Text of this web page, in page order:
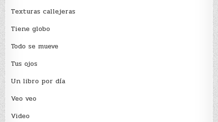
Texturas callejeras
Tiene globo
Todo se mueve
Tus ojos
Un libro por día
Veo veo
Video